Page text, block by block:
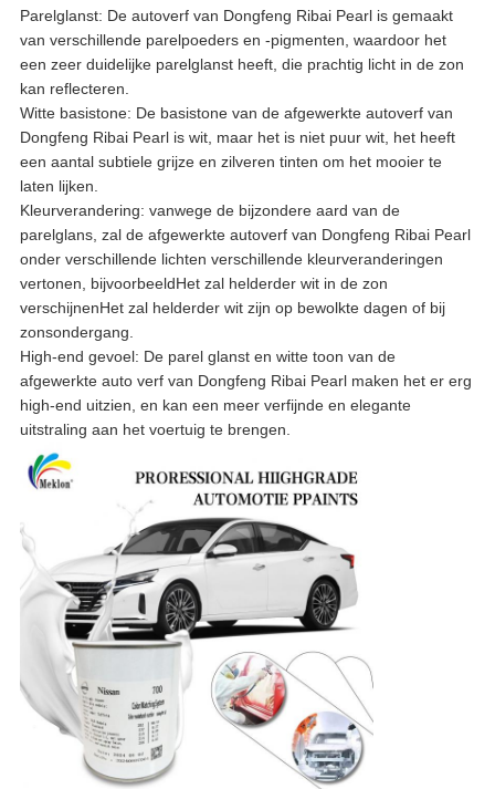
Parelglanst: De autoverf van Dongfeng Ribai Pearl is gemaakt
van verschillende parelpoeders en -pigmenten, waardoor het
een zeer duidelijke parelglanst heeft, die prachtig licht in de zon
kan reflecteren.
Witte basistone: De basistone van de afgewerkte autoverf van
Dongfeng Ribai Pearl is wit, maar het is niet puur wit, het heeft
een aantal subtiele grijze en zilveren tinten om het mooier te
laten lijken.
Kleurverandering: vanwege de bijzondere aard van de
parelglans, zal de afgewerkte autoverf van Dongfeng Ribai Pearl
onder verschillende lichten verschillende kleurveranderingen
vertonen, bijvoorbeeldHet zal helderder wit in de zon
verschijnenHet zal helderder wit zijn op bewolkte dagen of bij
zonsondergang.
High-end gevoel: De parel glanst en witte toon van de
afgewerkte auto verf van Dongfeng Ribai Pearl maken het er erg
high-end uitzien, en kan een meer verfijnde en elegante
uitstraling aan het voertuig te brengen.